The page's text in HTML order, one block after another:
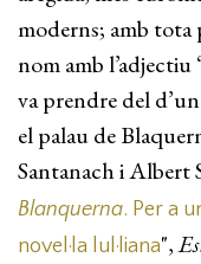
moderns; amb tota
nom amb
va prendre del
el palau de
Santanach i Albert
Blanquerna. Per a
novel·la lul·liana",